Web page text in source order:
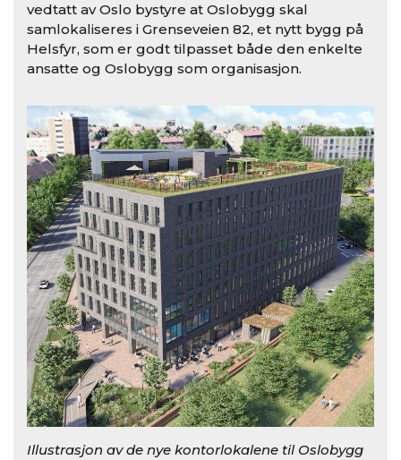
vedtatt av Oslo bystyre at Oslobygg skal
samlokaliseres i Grenseveien 82, et nytt bygg på
Helsfyr, som er godt tilpasset både den enkelte
ansatte og Oslobygg som organisasjon.
Illustrasjon av de nye kontorlokalene til Oslobygg